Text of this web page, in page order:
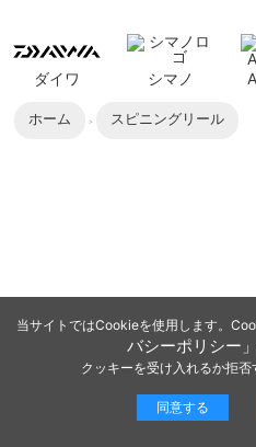
ダイワ シマノ
ホーム スピニングリール
当サイトではCookieを使用します。
バシーポリシー」
クッキーを受け入れるか拒否
同意する